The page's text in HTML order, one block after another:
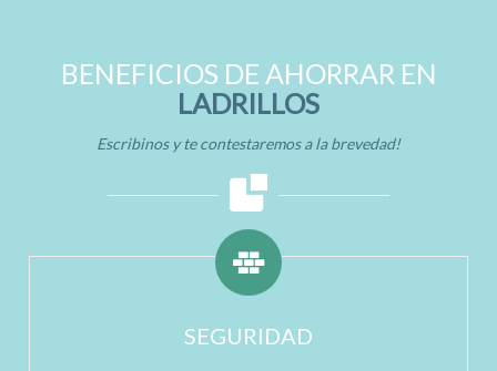
BENEFICIOS DE AHORRAR EN
LADRILLOS
Escribinos y te contestaremos a la brevedad!
SEGURIDAD